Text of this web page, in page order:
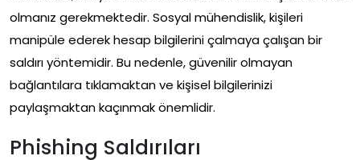
olmanız gerekmektedir. Sosyal mühendislik, kişileri
manipüle ederek hesap bilgilerini çalmaya çalışan bir
saldırı yöntemidir. Bu nedenle, güvenilir olmayan
bağlantılara tıklamaktan ve kişisel bilgilerinizi
paylaşmaktan kaçınmak önemlidir.
Phishing Saldırıları